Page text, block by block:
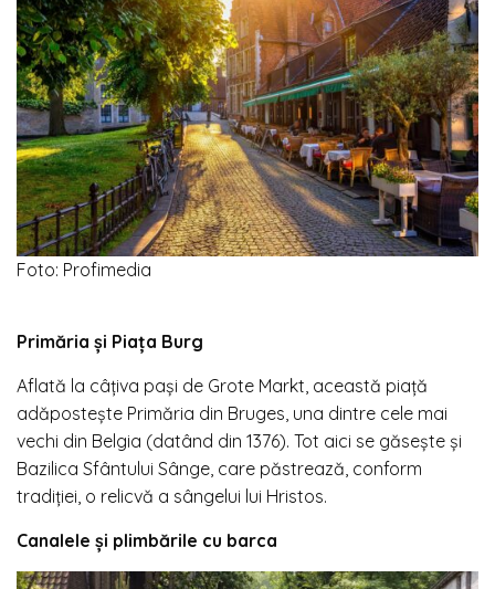
Foto: Profimedia
Primăria și Piața Burg
Aflată la câțiva pași de Grote Markt, această piață
adăpostește Primăria din Bruges, una dintre cele mai
vechi din Belgia (datând din 1376). Tot aici se găsește și
Bazilica Sfântului Sânge, care păstrează, conform
tradiției, o relicvă a sângelui lui Hristos.
Canalele și plimbările cu barca